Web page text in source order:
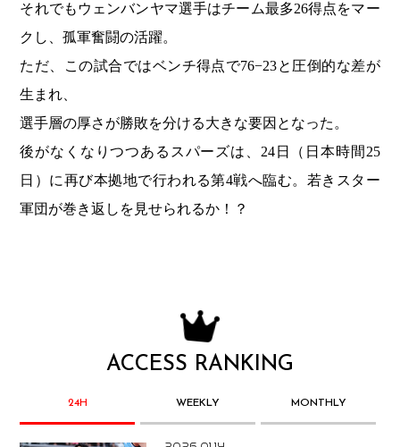
それでもウェンバンヤマ選手はチーム最多26得点をマー
クし、孤軍奮闘の活躍。
ただ、この試合ではベンチ得点で76−23と圧倒的な差が
生まれ、
選手層の厚さが勝敗を分ける大きな要因となった。
後がなくなりつつあるスパーズは、24日（日本時間25
日）に再び本拠地で行われる第4戦へ臨む。若きスター
軍団が巻き返しを見せられるか！？
ACCESS RANKING
24H WEEKLY MONTHLY